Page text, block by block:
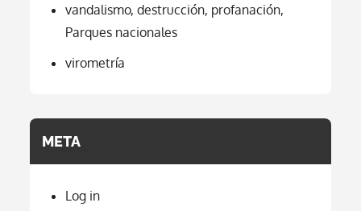
vandalismo, destrucción, profanación,
Parques nacionales
virometría
META
Log in